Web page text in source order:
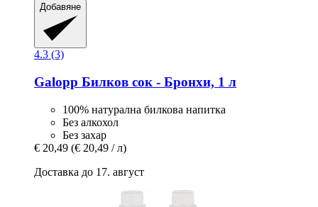
Добавяне
4.3 (3)
Galopp Билков сок -​ Бронхи, 1 л
100% натурална билкова напитка
Без алкохол
Без захар
€ 20,49 (€ 20,49 / л)
Доставка до 17. август